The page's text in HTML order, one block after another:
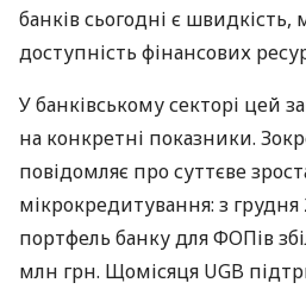
банків сьогодні є швидкість,
доступність фінансових
У банківському секторі цей
на конкретні показники.
повідомляє про суттєве
мікрокредитування: з
портфель банку для ФОПів
млн грн. Щомісяця UGB